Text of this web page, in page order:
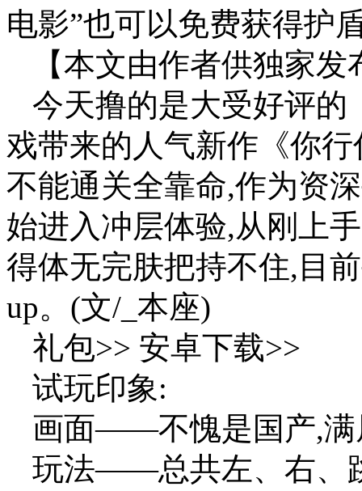
电影”也可以免费获得护
【本文由作者供独家
今天撸的是大受好评的
戏带来的人气新作《你
不能通关全靠命,作为资
始进入冲层体验,从刚上
得体无完肤把持不住,目
up。(文/_本座)
礼包>> 安卓下载>>
试玩印象:
画面——不愧是国产,满
玩法——总共左、右、